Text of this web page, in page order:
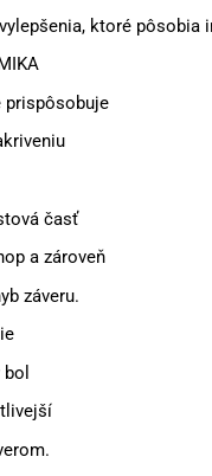
ktoré pôsobia
prispôsobuje
časť
a zároveň
záveru.